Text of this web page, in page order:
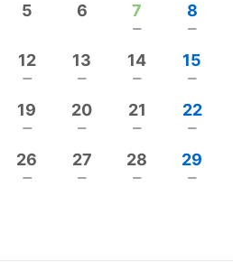
しく軽やかに過ごせる人が増
しく、楽しくなる。
力を抜けたり、
少し心があたたかくなった
5 6 7
remove
8
remove
12
remove
13
remove
14
remove
15
remove
19
remove
20
remove
21
remove
22
remove
26
remove
27
remove
28
remove
29
remove